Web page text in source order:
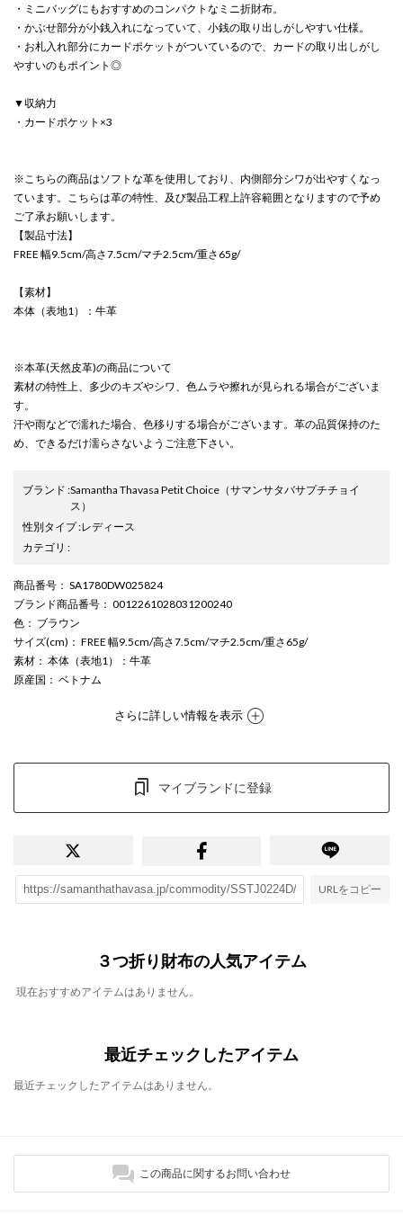
・ミニバッグにもおすすめのコンパクトなミニ折財布。
・かぶせ部分が小銭入れになっていて、小銭の取り出しがしやすい仕様。
・お札入れ部分にカードポケットがついているので、カードの取り出しがし
やすいのもポイント◎
▼収納力
・カードポケット×3
※こちらの商品はソフトな革を使用しており、内側部分シワが出やすくなっ
ています。こちらは革の特性、及び製品工程上許容範囲となりますので予め
ご了承お願いします。
【製品寸法】
FREE 幅9.5cm/高さ7.5cm/マチ2.5cm/重さ65g/
【素材】
本体（表地1）：牛革
※本革(天然皮革)の商品について
素材の特性上、多少のキズやシワ、色ムラや擦れが見られる場合がございま
す。
汗や雨などで濡れた場合、色移りする場合がございます。革の品質保持のた
め、できるだけ濡らさないようご注意下さい。
ブランド :Samantha Thavasa Petit Choice （サマンサタバサプチチョイ
ス）
性別タイプ:レディース
カテゴリ :
商品番号 ： SA1780DW025824
ブランド商品番号 ： 0012261028031200240
色 ： ブラウン
サイズ(cm) ： FREE 幅9.5cm/高さ7.5cm/マチ2.5cm/重さ65g/
素材 ： 本体（表地1）：牛革
原産国 ： ベトナム
さらに詳しい情報を表示
マイブランドに登録
URLをコピー
３つ折り財布の人気アイテム
現在おすすめアイテムはありません。
最近チェックしたアイテム
最近チェックしたアイテムはありません。
この商品に関するお問い合わせ